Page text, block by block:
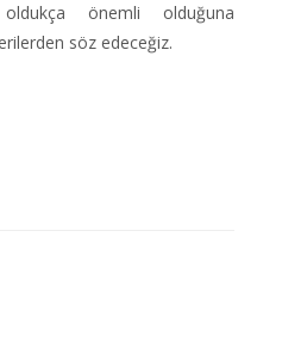
önemli olduğuna
söz edeceğiz.